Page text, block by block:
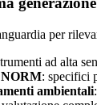
per
ad alta
: specifici
ambientali